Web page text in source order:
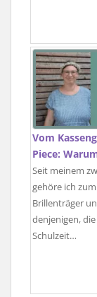
Vom
Piece:
Seit meinem
gehöre ich
Brillenträger
denjenigen,
Schulzeit…